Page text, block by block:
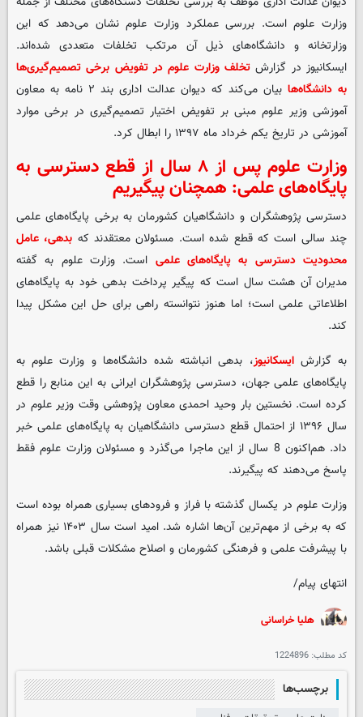
وزارت علوم است. بررسی عملکرد وزارت علوم نشان می‌دهد که این
وزارتخانه و دانشگاه‌های ذیل آن مرتکب تخلفات متعددی شده‌اند.
ایسکانیوز در گزارش تخلف وزارت علوم در تفویض برخی تصمیم‌گیری‌ها
به دانشگاه‌ها
بیان می‌کند که دیوان عدالت اداری بند ۲ نامه به معاون
آموزشی وزیر علوم مبنی بر تفویض اختیار تصمیم‌گیری در برخی موارد
آموزشی در تاریخ یکم خرداد ماه ۱۳۹۷ را ابطال کرد.
وزارت علوم پس از ۸ سال از قطع دسترسی به
پایگاه‌های علمی: همچنان پیگیریم
دسترسی پژوهشگران و دانشگاهیان کشورمان به برخی پایگاه‌های علمی
چند سالی است که قطع شده است. مسئولان معتقدند که بدهی، عامل
محدودیت دسترسی به پایگاه‌های علمی است. وزارت علوم به گفته
مدیران آن هشت سال است که پیگیر پرداخت بدهی خود به پایگاه‌های
اطلاعاتی علمی است؛ اما هنوز نتوانسته راهی برای حل این مشکل پیدا
کند.
به گزارشایسکانیوز، بدهی انباشته شده دانشگاه‌ها و وزارت علوم به
پایگاه‌های علمی جهان، دسترسی پژوهشگران ایرانی به این منابع را قطع
کرده است. نخستین بار وحید احمدی معاون پژوهشی وقت وزیر علوم در
سال ۱۳۹۶ از احتمال قطع دسترسی دانشگاهیان به پایگاه‌های علمی خبر
داد. هم‌اکنون 8 سال از این ماجرا می‌گذرد و مسئولان وزارت علوم فقط
پاسخ می‌دهند که پیگیرند.
وزارت علوم در یکسال گذشته با فراز و فرودهای بسیاری همراه بوده است
که به برخی از مهم‌ترین آن‌ها اشاره شد. امید است سال ۱۴۰۳ نیز همراه
با پیشرفت علمی و فرهنگی کشورمان و اصلاح مشکلات قبلی باشد.
انتهای پیام/
هلیا خراسانی
کد مطلب: 1224896
برچسب‌ها